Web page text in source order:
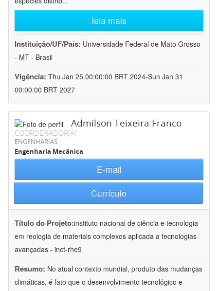
leia mais
Instituição/UF/País: Universidade Federal de Mato Grosso
- MT - Brasil
Vigência: Thu Jan 25 00:00:00 BRT 2024-Sun Jan 31
00:00:00 BRT 2027
Admilson Teixeira Franco
COORDENADOR(A)
ENGENHARIAS
Engenharia Mecânica
E-mail
Currículo
Título do Projeto:instituto nacional de ciência e tecnologia
em reologia de materiais complexos aplicada a tecnologias
avançadas - inct-rhe9
Resumo: No atual contexto mundial, produto das mudanças
climáticas, é fato que o desenvolvimento tecnológico e